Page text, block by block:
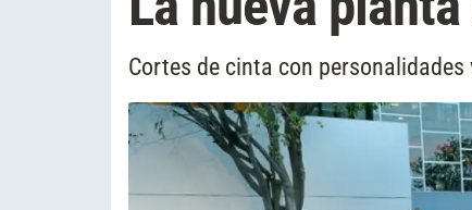
Cortes de cinta con personalidades